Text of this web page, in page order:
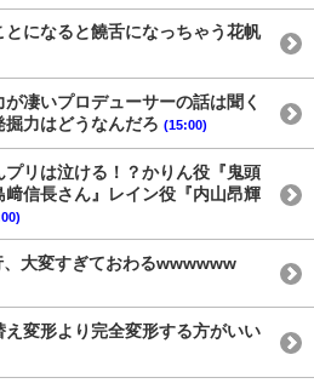
とになると饒舌になっちゃう花帆
が凄いプロデューサーの話は聞く
力はどうなんだろ (15:00)
プリは泣ける！？かりん役『鬼頭
信長さん』レイン役『内山昂輝
、大変すぎておわるwwwwww
変形より完全変形する方がいい